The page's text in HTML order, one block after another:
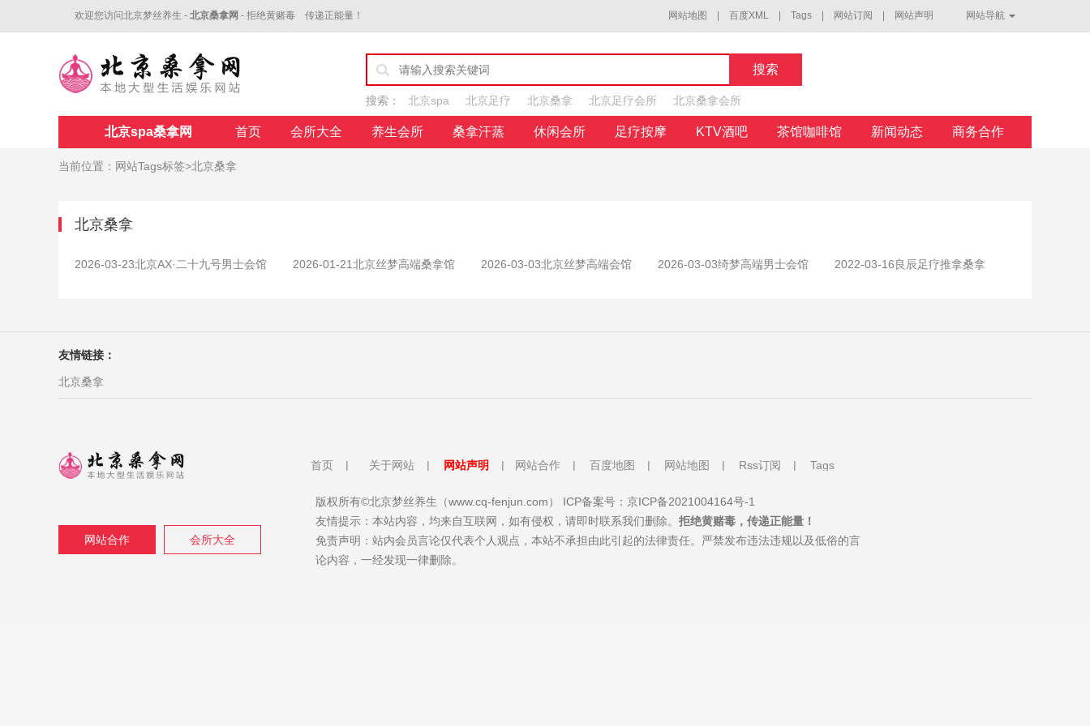
欢迎您访问北京梦丝养生 - 北京桑拿网 - 拒绝黄赌毒 传递正能量！ 网站地图 百度XML Tags 网站订阅 网站声明 网站导航
搜索： 北京spa 北京足疗 北京桑拿 北京足疗会所
北京桑拿会所
北京spa桑拿网 首页 会所大全 养生会所 桑拿汗蒸 休闲会所 足疗按摩 KTV酒吧 茶馆咖啡馆 新闻动态 商务合作
当前位置： 网站Tags标签>北京桑拿
北京桑拿
2026-03-23北京AX·⼆⼗九号男⼠会馆 2026-01-21北京丝梦高端桑拿馆 2026-03-03北京丝梦高端会馆 2026-03-03绮梦高端男士会馆 2022-03-16良辰足疗推拿桑拿
友情链接：
北京桑拿
网站合作 会所大全
首页 | 关于网站 | 网站声明 | 网站合作 | 百度地图 | 网站地图 | Rss订阅 | Tags
版权所有©北京梦丝养生（www.cq-fenjun.com） ICP备案号：京ICP备2021004164号-1
友情提示：本站内容，均来自互联网，如有侵权，请即时联系我们删除。 拒绝黄赌毒，传递正能量！
免责声明：站内会员言论仅代表个人观点，本站不承担由此引起的法律责任。严禁发布违法违规以及低俗的言
论内容，一经发现一律删除。